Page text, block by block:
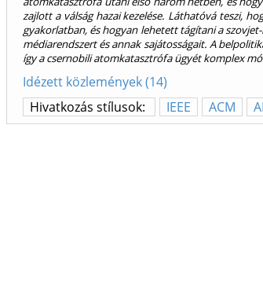
zajlott a válság hazai kezelése. Láthatóvá teszi,
gyakorlatban, és hogyan lehetett tágítani a
médiarendszert és annak sajátosságait. A
így a csernobili atomkatasztrófa ügyét komplex
Idézett közlemények (14)
Hivatkozás stílusok:
IEEE ACM